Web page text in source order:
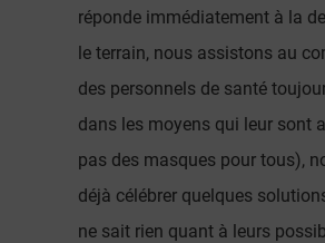
réponde immédiatement à la
le terrain, nous assistons au
des personnels de santé
dans les moyens qui leur sont
pas des masques pour tous),
déjà célébrer quelques
ne sait rien quant à leurs